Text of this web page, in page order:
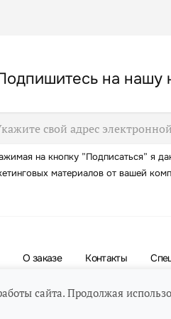
на нашу
на кнопку ”Подписаться” я
материалов от вашей
О заказе Контакты
сайта. Продолжая